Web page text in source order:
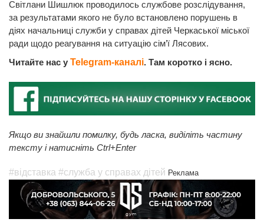
Світлани Шишлюк проводилось службове розслідування,
за результатами якого не було встановлено порушень в
діях начальниці служби у справах дітей Черкаської міської
ради щодо реагування на ситуацію сім’ї Лясових.
Читайте нас у Telegram-каналі. Там коротко і ясно.
Якщо ви знайшли помилку, будь ласка, виділіть частину
тексту і натисніть Ctrl+Enter
#відставка #служба у справах дітей Реклама